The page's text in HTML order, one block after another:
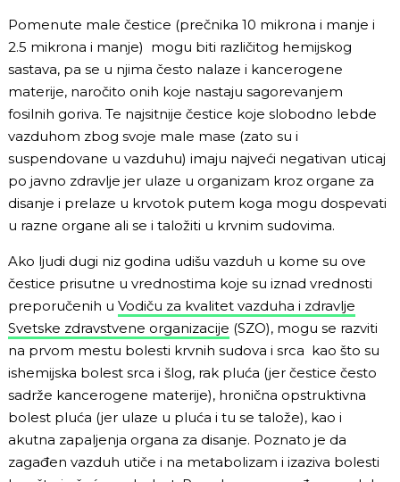
Pomenute male čestice (prečnika 10 mikrona i manje i
2.5 mikrona i manje) mogu biti različitog hemijskog
sastava, pa se u njima često nalaze i kancerogene
materije, naročito onih koje nastaju sagorevanjem
fosilnih goriva. Te najsitnije čestice koje slobodno lebde
vazduhom zbog svoje male mase (zato su i
suspendovane u vazduhu) imaju najveći negativan uticaj
po javno zdravlje jer ulaze u organizam kroz organe za
disanje i prelaze u krvotok putem koga mogu dospevati
u razne organe ali se i taložiti u krvnim sudovima.
Ako ljudi dugi niz godina udišu vazduh u kome su ove
čestice prisutne u vrednostima koje su iznad vrednosti
preporučenih u Vodiču za kvalitet vazduha i zdravlje
Svetske zdravstvene organizacije (SZO), mogu se razviti
na prvom mestu bolesti krvnih sudova i srca kao što su
ishemijska bolest srca i šlog, rak pluća (jer čestice često
sadrže kancerogene materije), hronična opstruktivna
bolest pluća (jer ulaze u pluća i tu se talože), kao i
akutna zapaljenja organa za disanje. Poznato je da
zagađen vazduh utiče i na metabolizam i izaziva bolesti